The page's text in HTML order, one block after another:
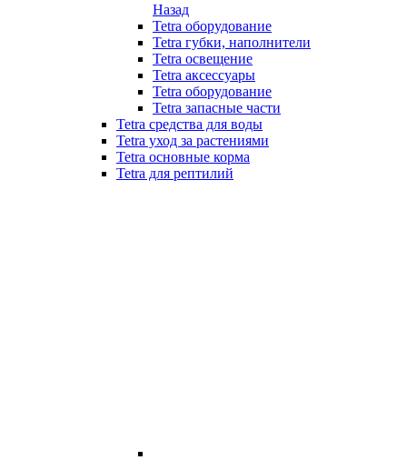
Назад
Tetra оборудование
Tetra губки, наполнители
Tetra освещение
Tetra аксессуары
Tetra оборудование
Tetra запасные части
Tetra средства для воды
Tetra уход за растениями
Tetra основные корма
Tetra для рептилий